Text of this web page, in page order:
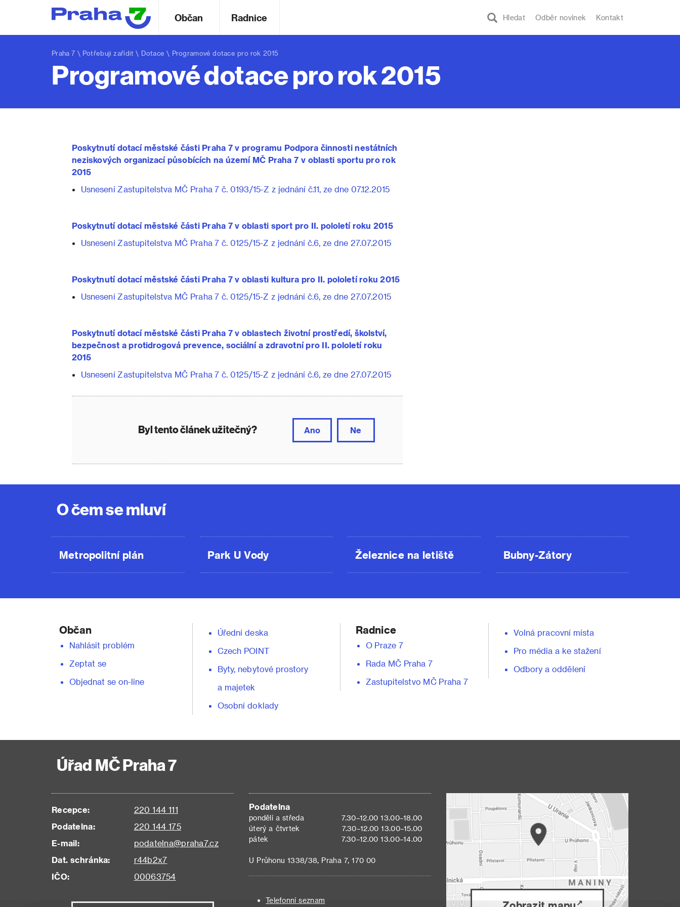
Hledat Odběr novinek Kontakt
Občan Radnice
Praha 7 \ Potřebuji zařídit \ Dotace \ Programové dotace pro rok 2015
Programové dotace pro rok 2015
Poskytnutí dotací městské části Praha 7 v programu Podpora činnosti nestátních
neziskových organizací působících na území MČ Praha 7 v oblasti sportu pro rok
2015
Usnesení Zastupitelstva MČ Praha 7 č. 0193/15-Z z jednání č.11, ze dne 07.12.2015
Poskytnutí dotací městské části Praha 7 v oblasti sport pro II. pololetí roku 2015
Usnesení Zastupitelstva MČ Praha 7 č. 0125/15-Z z jednání č.6, ze dne 27.07.2015
Poskytnutí dotací městské části Praha 7 v oblasti kultura pro II. pololetí roku 2015
Usnesení Zastupitelstva MČ Praha 7 č. 0125/15-Z z jednání č.6, ze dne 27.07.2015
Poskytnutí dotací městské části Praha 7 v oblastech životní prostředí, školství,
bezpečnost a protidrogová prevence, sociální a zdravotní pro II. pololetí roku
2015
Usnesení Zastupitelstva MČ Praha 7 č. 0125/15-Z z jednání č.6, ze dne 27.07.2015
Byl tento článek užitečný? Ano Ne
O čem se mluví
Metropolitní plán Park U Vody Železnice na letiště Bubny-Zátory
Občan
Nahlásit problém
Zeptat se
Objednat se on-line
Úřední deska
Czech POINT
Byty, nebytové prostory
a majetek
Osobní doklady
Radnice
O Praze 7
Rada MČ Praha 7
Zastupitelstvo MČ Praha 7
Volná pracovní místa
Pro média a ke stažení
Odbory a oddělení
Úřad MČ Praha 7
Recepce:
220 144 111
Podatelna:
220 144 175
E-mail:
podatelna@praha7.cz
Dat. schránka:
r44b2x7
IČO:
00063754
Podatelna
pondělí a středa
7.30–12.00 13.00–18.00
úterý a čtvrtek
7.30–12.00 13.00–15.00
pátek
7.30–12.00 13.00–14.00
U Průhonu 1338/38, Praha 7, 170 00
Telefonní seznam